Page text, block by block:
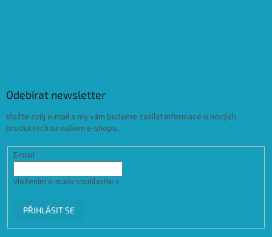
Odebírat newsletter
Vložte svůj e-mail a my vám budeme zasílat informace o nových
produktech na našem e-shopu.
E-mail
Vložením e-mailu souhlasíte s
PŘIHLÁSIT SE